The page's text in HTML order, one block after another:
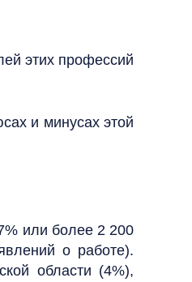
этих профессий
и минусах этой
или более 2 200
о работе).
области (4%),